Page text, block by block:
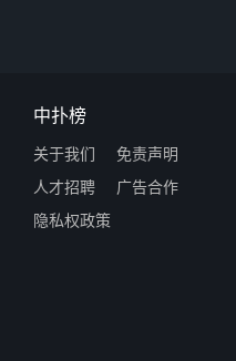
中扑榜
关于我们
免责声明
人才招聘
广告合作
隐私权政策